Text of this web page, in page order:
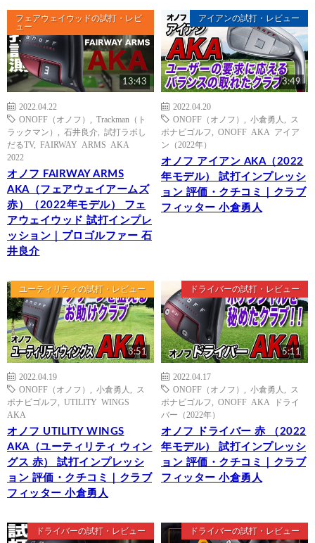
フェアウェイウッドの試打・レビ
ュー
13:43
2022.04.22
ONOFF（オノフ）
Trackman（ト
ラックマン）
石井良介
試打ラボし
だるTV, FAIRWAY ARMS AKA
2022
オノフ FAIRWAY ARMS
AKA（フェアウェイアームズ
赤）（2022年モデル） フェ
アウェイウッド 試打インプレ
ッション｜プロゴルファー 石
井良介
アイアンの試打・レビュー
3:49
2022.04.20
ONOFF（オノフ）
小倉勇人
ス
ポナビゴルフ
ONOFF AKA アイア
ン（2022年）
オノフ アイアン AKA（2022
年モデル） 試打インプレッシ
ョン 評価・クチコミ｜クラブ
フィッター 小倉勇人
ユーティリティの試打・レビュー
3:51
2022.04.19
ONOFF（オノフ）
小倉勇人
ス
ポナビゴルフ
UTILITY WINGS
AKA
オノフ UTILITY WINGS
AKA（ユーティリティ ウィン
グス 赤） 試打インプレッシ
ョン 評価・クチコミ｜クラブ
フィッター 小倉勇人
ドライバーの試打・レビュー
5:11
2022.04.17
ONOFF（オノフ）
小倉勇人
ス
ポナビゴルフ
ONOFF AKA ドライ
バー（2022年）
オノフ ドライバー 赤 （2022
年モデル） 試打インプレッシ
ョン 評価・クチコミ｜クラブ
フィッター 小倉勇人
ドライバーの試打・レビュー ドライバーの試打・レビュー